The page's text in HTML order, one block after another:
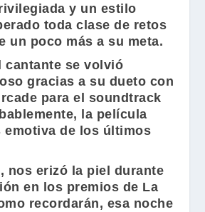
y un estilo
toda clase de retos
un poco más a su meta.
cantante se volvió
gracias a su dueto con
para el soundtrack
la película
emotiva de los últimos
nos erizó la piel durante
en los premios de La
recordarán, esa noche